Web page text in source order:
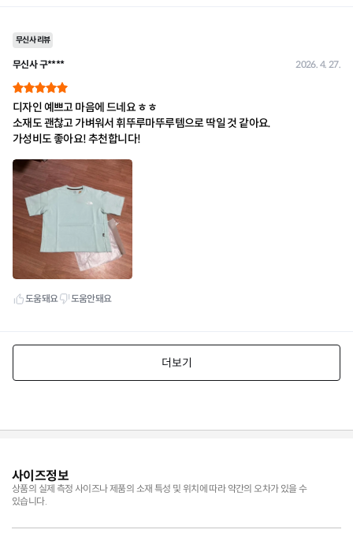
사이즈정보
상품의 실제 측정 사이즈나 제품의 소재 특성 및 위치에 따라 약간의 오차가 있을 수
있습니다.